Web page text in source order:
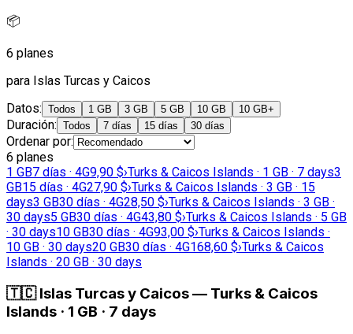
📦
6 planes
para Islas Turcas y Caicos
Datos: Todos 1 GB 3 GB 5 GB 10 GB 10 GB+
Duración: Todos 7 días 15 días 30 días
Ordenar por:
6 planes
1 GB7 días · 4G9,90 $›Turks & Caicos Islands · 1 GB · 7 days3
GB15 días · 4G27,90 $›Turks & Caicos Islands · 3 GB · 15
days3 GB30 días · 4G28,50 $›Turks & Caicos Islands · 3 GB ·
30 days5 GB30 días · 4G43,80 $›Turks & Caicos Islands · 5 GB
· 30 days10 GB30 días · 4G93,00 $›Turks & Caicos Islands ·
10 GB · 30 days20 GB30 días · 4G168,60 $›Turks & Caicos
Islands · 20 GB · 30 days
🇹🇨 Islas Turcas y Caicos— Turks & Caicos
Islands · 1 GB · 7 days